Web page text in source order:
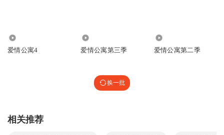
爱情公寓4 爱情公寓第三季 爱情公寓第二季
换一批
相关推荐